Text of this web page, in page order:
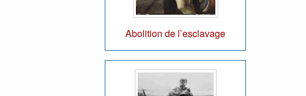
Abolition de l’esclavage